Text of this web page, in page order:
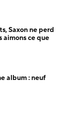
Saxon ne perd
aimons ce que
album : neuf